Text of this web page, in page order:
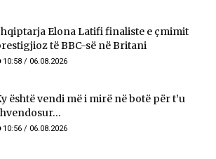
Elona Latifi finaliste e çmimit
të BBC-së në Britani
10:58 / 06.08.2026
është vendi më i mirë në botë për t’u
10:56 / 06.08.2026